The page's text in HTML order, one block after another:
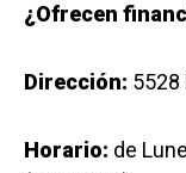
¿Ofrecen
Dirección: 5528
Horario: de